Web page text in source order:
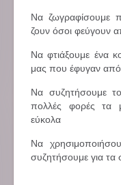
Να ζωγραφίσουμε
ζουν όσοι φεύγουν
Να φτιάξουμε ένα
μας που έφυγαν
Να συζητήσουμε
πολλές φορές τα
εύκολα
Να
συζητήσουμε για τα